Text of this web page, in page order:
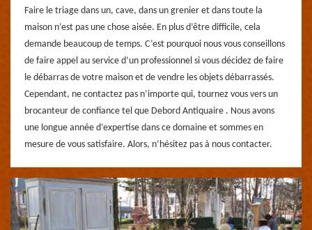
Faire le triage dans un, cave, dans un grenier et dans toute la
maison n’est pas une chose aisée. En plus d’être difficile, cela
demande beaucoup de temps. C’est pourquoi nous vous conseillons
de faire appel au service d’un professionnel si vous décidez de faire
le débarras de votre maison et de vendre les objets débarrassés.
Cependant, ne contactez pas n’importe qui, tournez vous vers un
brocanteur de confiance tel que Debord Antiquaire . Nous avons
une longue année d’expertise dans ce domaine et sommes en
mesure de vous satisfaire. Alors, n’hésitez pas à nous contacter.